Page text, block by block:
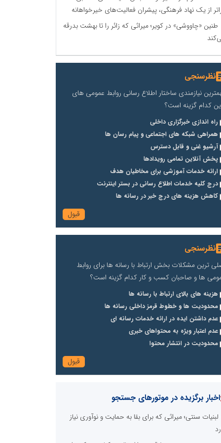
از یک نهاد فرهنگی، پیشران فعالیت‌های خیرخواهانه
طنین «چاووشی» در کویر؛ میراثی که زائر را تا بهشت بدرقه
نظرسنجی
نیازمندی ساختار اطلاع رسانی روابط عمومی های
کدام گزینه است؟
راه اندازی خبرگزاری داخلی
همراهی شبکه های اجتماعی و پیام رسان ها
آرشیو غنی و قابل دسترس
پخش آنلاین تمامی رویدادها
ارائه خدمات آموزشی برای مخاطیان هدف
درج کلیه خدمات اطلاع رسانی در بستر اینترنت
کاهش هزینه های درج خبر در رسانه ها
نظرسنجی
ترین مشکلات بخش ارتباط با رسانه ها برای روابط
ها و صاحبان کسب و کار کدام گزینه است؟
هزینه های بالای ارتباط با رسانه ها
محدودیت ها و خطوط قرمز داخلی رسانه ها
عدم داشتن ایده در ارائه خدمات رسانه ای
عدم اعتبار ویژه به محتواهای خبری
محدودیت در انتشار محتوا
اخبار برگزیده در موتورهای جستجو
لبنیات سنتی؛ میراثی که برای بقا به حمایت و نوآوری نیاز